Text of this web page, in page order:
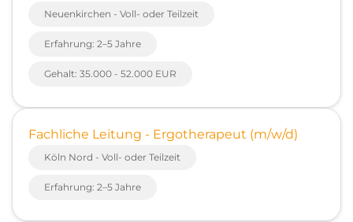
Neuenkirchen - Voll- oder Teilzeit
Erfahrung: 2–5 Jahre
Gehalt: 35.000 - 52.000 EUR
Fachliche Leitung - Ergotherapeut (m/w/d)
Köln Nord - Voll- oder Teilzeit
Erfahrung: 2–5 Jahre